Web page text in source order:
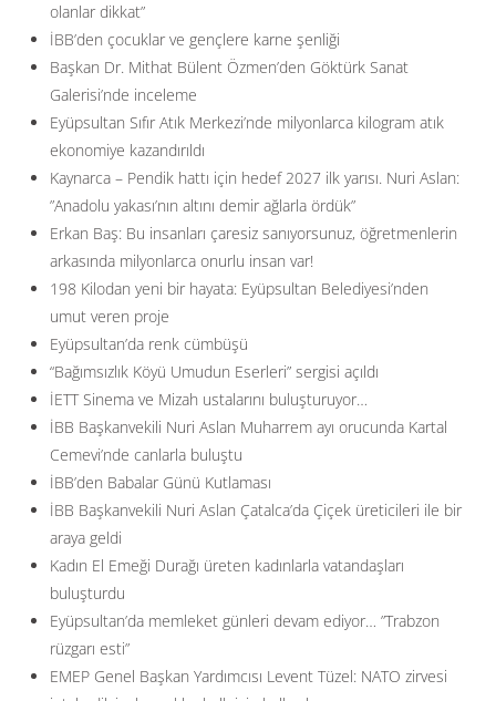
olanlar dikkat”
İBB’den çocuklar ve gençlere karne şenliği
Başkan Dr. Mithat Bülent Özmen’den Göktürk Sanat
Galerisi’nde inceleme
Eyüpsultan Sıfır Atık Merkezi’nde milyonlarca kilogram atık
ekonomiye kazandırıldı
Kaynarca – Pendik hattı için hedef 2027 ilk yarısı. Nuri Aslan:
”Anadolu yakası’nın altını demir ağlarla ördük”
Erkan Baş: Bu insanları çaresiz sanıyorsunuz, öğretmenlerin
arkasında milyonlarca onurlu insan var!
198 Kilodan yeni bir hayata: Eyüpsultan Belediyesi’nden
umut veren proje
Eyüpsultan’da renk cümbüşü
“Bağımsızlık Köyü Umudun Eserleri” sergisi açıldı
İETT Sinema ve Mizah ustalarını buluşturuyor…
İBB Başkanvekili Nuri Aslan Muharrem ayı orucunda Kartal
Cemevi’nde canlarla buluştu
İBB’den Babalar Günü Kutlaması
İBB Başkanvekili Nuri Aslan Çatalca’da Çiçek üreticileri ile bir
araya geldi
Kadın El Emeği Durağı üreten kadınlarla vatandaşları
buluşturdu
Eyüpsultan’da memleket günleri devam ediyor… ”Trabzon
rüzgarı esti”
EMEP Genel Başkan Yardımcısı Levent Tüzel: NATO zirvesi